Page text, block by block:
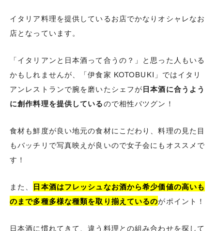
イタリア料理を提供しているお店でかなりオシャレなお
店となっています。
「イタリアンと日本酒って合うの？」と思った人もいる
かもしれませんが、「伊食家 KOTOBUKI」ではイタリ
アンレストランで腕を磨いたシェフが日本酒に合うよう
に創作料理を提供しているので相性バツグン！
食材も鮮度が良い地元の食材にこだわり、料理の見た目
もバッチリで写真映えが良いので女子会にもオススメで
す！
また、 日本酒はフレッシュなお酒から希少価値の高いも
のまで多種多様な種類を取り揃えているのがポイント！
日本酒に慣れてきて、違う料理との組み合わせを探して